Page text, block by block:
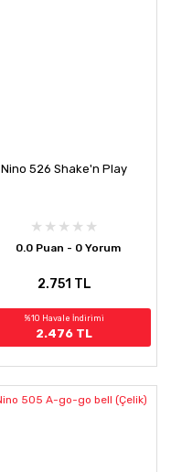
Nino 526 Shake'n Play
0.0 Puan - 0 Yorum
2.751 TL
%10 Havale İndirimi
2.476 TL